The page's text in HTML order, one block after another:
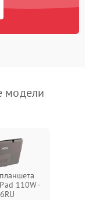
модели
110W-